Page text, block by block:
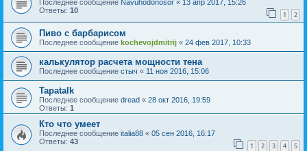
Последнее сообщение Navuhodonosor « 13 апр 2017, 15:26
Ответы: 10 1 2
Пиво с барбарисом
Последнее сообщение kochevojdmitrij « 24 фев 2017, 10:33
калькулятор расчета мощности тена
Последнее сообщение стыч « 11 ноя 2016, 15:06
Tapatalk
Последнее сообщение dread « 28 окт 2016, 19:59
Ответы: 1
Кто что умеет
Последнее сообщение italia88 « 05 сен 2016, 16:17
Ответы: 43 1 2 3 4 5